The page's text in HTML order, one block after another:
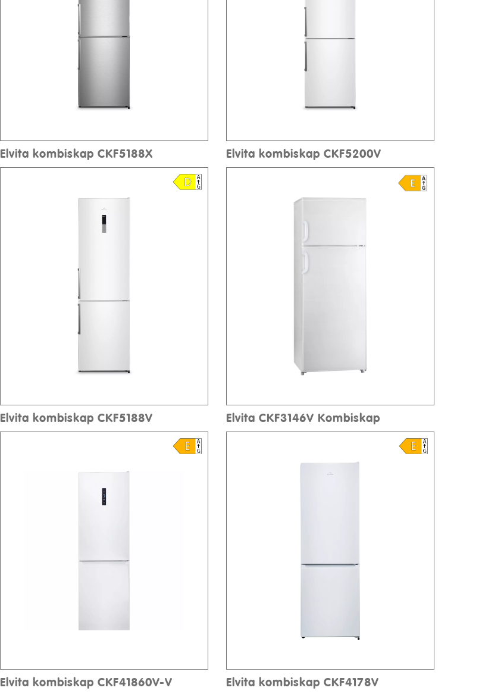
Elvita kombiskap CKF5188X Elvita kombiskap CKF5200V
Elvita kombiskap CKF5188V Elvita CKF3146V Kombiskap
Elvita kombiskap CKF41860V-V Elvita kombiskap CKF4178V